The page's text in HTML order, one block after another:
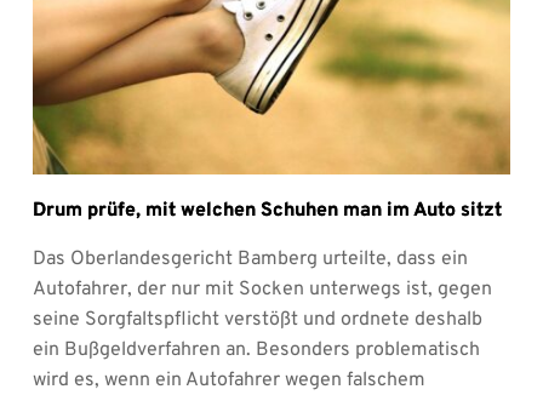
Drum prüfe, mit welchen Schuhen man im Auto sitzt
Das Oberlandesgericht Bamberg urteilte, dass ein
Autofahrer, der nur mit Socken unterwegs ist, gegen
seine Sorgfaltspflicht verstößt und ordnete deshalb
ein Bußgeldverfahren an. Besonders problematisch
wird es, wenn ein Autofahrer wegen falschem